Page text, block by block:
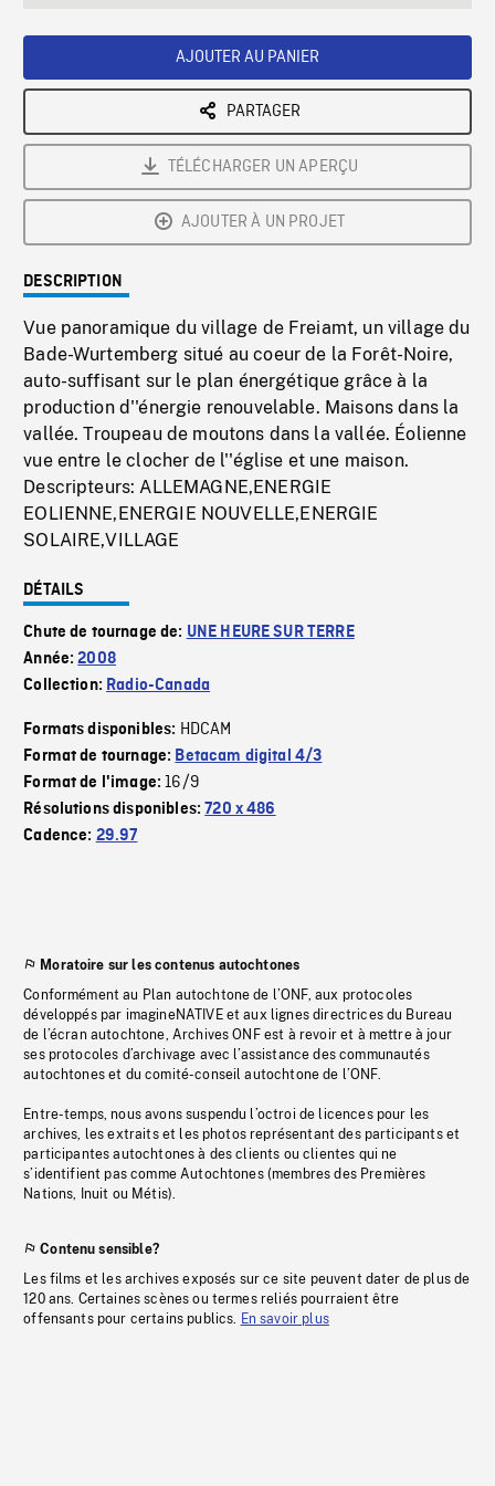
AJOUTER AU PANIER
PARTAGER
TÉLÉCHARGER UN APERÇU
AJOUTER À UN PROJET
DESCRIPTION
Vue panoramique du village de Freiamt, un village du
Bade-Wurtemberg situé au coeur de la Forêt-Noire,
auto-suffisant sur le plan énergétique grâce à la
production d''énergie renouvelable. Maisons dans la
vallée. Troupeau de moutons dans la vallée. Éolienne
vue entre le clocher de l''église et une maison.
Descripteurs: ALLEMAGNE,ENERGIE
EOLIENNE,ENERGIE NOUVELLE,ENERGIE
SOLAIRE,VILLAGE
DÉTAILS
Chute de tournage de: UNE HEURE SUR TERRE
Année:2008
Collection: Radio-Canada
Formats disponibles: HDCAM
Format de tournage: Betacam digital 4/3
Format de l'image:16/9
Résolutions disponibles:720 x 486
Cadence: 29.97
Moratoire sur les contenus autochtones
Conformément au Plan autochtone de l’ONF, aux protocoles
développés par imagineNATIVE et aux lignes directrices du Bureau
de l’écran autochtone, Archives ONF est à revoir et à mettre à jour
ses protocoles d’archivage avec l’assistance des communautés
autochtones et du comité-conseil autochtone de l’ONF.
Entre-temps, nous avons suspendu l’octroi de licences pour les
archives, les extraits et les photos représentant des participants et
participantes autochtones à des clients ou clientes qui ne
s’identifient pas comme Autochtones (membres des Premières
Nations, Inuit ou Métis).
Contenu sensible?
Les films et les archives exposés sur ce site peuvent dater de plus de
120 ans. Certaines scènes ou termes reliés pourraient être
offensants pour certains publics. En savoir plus